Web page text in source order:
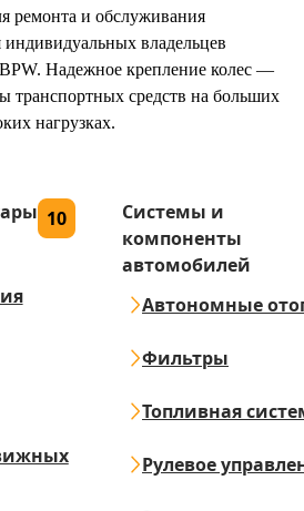
ремонта и обслуживания
индивидуальных владельцев
Надежное крепление колес —
транспортных средств на больших
нагрузках.
10
Системы и
компоненты
автомобилей
Автономные
Фильтры
Топливная
Рулевое